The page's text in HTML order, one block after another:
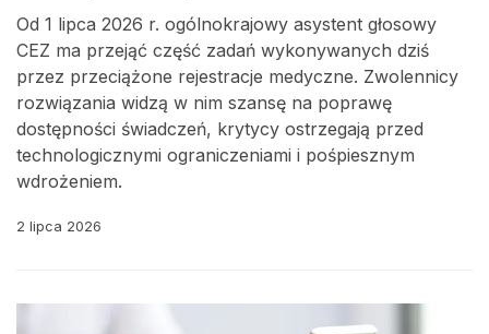
Od 1 lipca 2026 r. ogólnokrajowy asystent głosowy
CEZ ma przejąć część zadań wykonywanych dziś
przez przeciążone rejestracje medyczne. Zwolennicy
rozwiązania widzą w nim szansę na poprawę
dostępności świadczeń, krytycy ostrzegają przed
technologicznymi ograniczeniami i pośpiesznym
wdrożeniem.
2 lipca 2026